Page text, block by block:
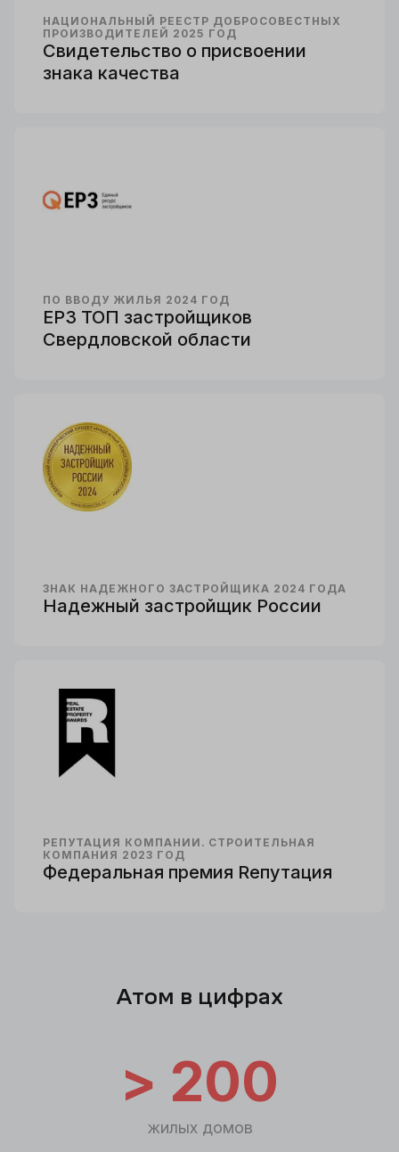
НАЦИОНАЛЬНЫЙ РЕЕСТР ДОБРОСОВЕСТНЫХ
ПРОИЗВОДИТЕЛЕЙ 2025 ГОД
Свидетельство о присвоении
знака качества
ПО ВВОДУ ЖИЛЬЯ 2024 ГОД
ЕРЗ ТОП застройщиков
Свердловской области
ЗНАК НАДЕЖНОГО ЗАСТРОЙЩИКА 2024 ГОДА
Надежный застройщик России
РЕПУТАЦИЯ КОМПАНИИ. СТРОИТЕЛЬНАЯ
КОМПАНИЯ 2023 ГОД
Федеральная премия Rепутация
Атом в цифрах
> 200
жилых домов